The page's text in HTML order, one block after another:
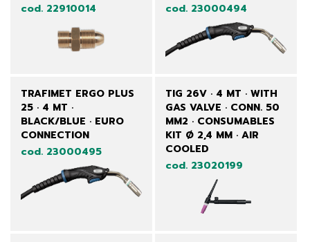
cod. 22910014
cod. 23000494
TRAFIMET ERGO PLUS
25 · 4 MT ·
BLACK/BLUE · EURO
CONNECTION
cod. 23000495
TIG 26V · 4 MT · WITH
GAS VALVE · CONN. 50
MM2 · CONSUMABLES
KIT Ø 2,4 MM · AIR
COOLED
cod. 23020199